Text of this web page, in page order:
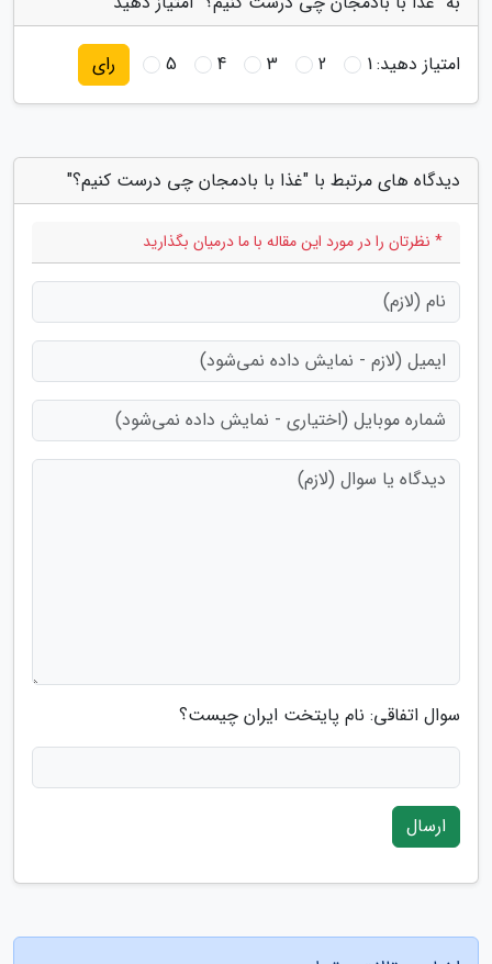
امتیاز دهید:1
2
3
4
5 رای
دیدگاه های مرتبط با "غذا با بادمجان چی درست کنیم؟"
* نظرتان را در مورد این مقاله با ما درمیان بگذارید
سوال اتفاقی: نام پایتخت ایران چیست؟
ارسال